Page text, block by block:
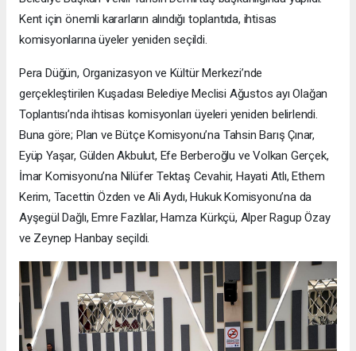
Kent için önemli kararların alındığı toplantıda, ihtisas
komisyonlarına üyeler yeniden seçildi.
Pera Düğün, Organizasyon ve Kültür Merkezi’nde
gerçekleştirilen Kuşadası Belediye Meclisi Ağustos ayı Olağan
Toplantısı’nda ihtisas komisyonları üyeleri yeniden belirlendi.
Buna göre; Plan ve Bütçe Komisyonu’na Tahsin Barış Çınar,
Eyüp Yaşar, Gülden Akbulut, Efe Berberoğlu ve Volkan Gerçek,
İmar Komisyonu’na Nilüfer Tektaş Cevahir, Hayati Atlı, Ethem
Kerim, Tacettin Özden ve Ali Aydı, Hukuk Komisyonu’na da
Ayşegül Dağlı, Emre Fazlılar, Hamza Kürkçü, Alper Ragup Özay
ve Zeynep Hanbay seçildi.